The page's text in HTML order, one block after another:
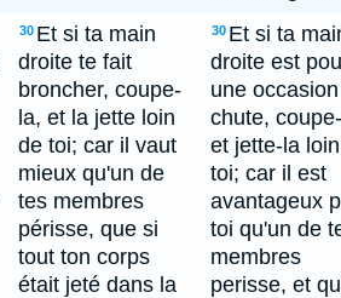
30 Et si ta main
droite te fait
broncher, coupe-
la, et la jette loin
de toi; car il vaut
mieux qu'un de
tes membres
périsse, que si
tout ton corps
était jeté dans la
30 Et si ta
droite est
une
chute,
et jette-la
toi; car il est
avantageux
toi qu'un de
membres
perisse, et